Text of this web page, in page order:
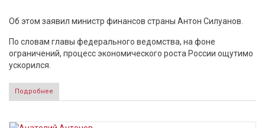
Об этом заявил министр финансов страны Антон Силуанов.
По словам главы федерального ведомства, на фоне
ограничений, процесс экономического роста России ощутимо
ускорился.
Подробнее